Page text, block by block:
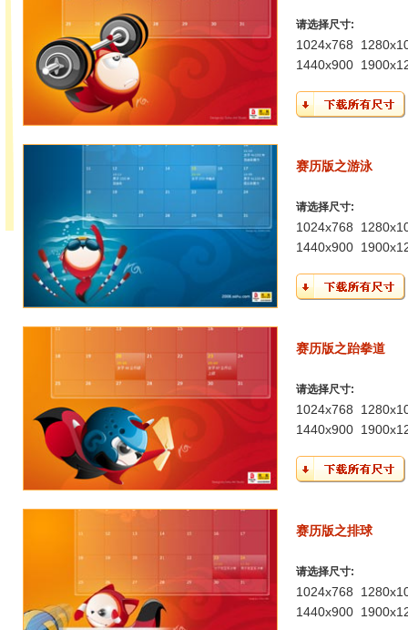
请选择尺寸:
1024x768
1440x900
赛历版之游泳
请选择尺寸:
1024x768
1440x900
赛历版之跆拳道
请选择尺寸:
1024x768
1440x900
赛历版之排球
请选择尺寸:
1024x768
1440x900